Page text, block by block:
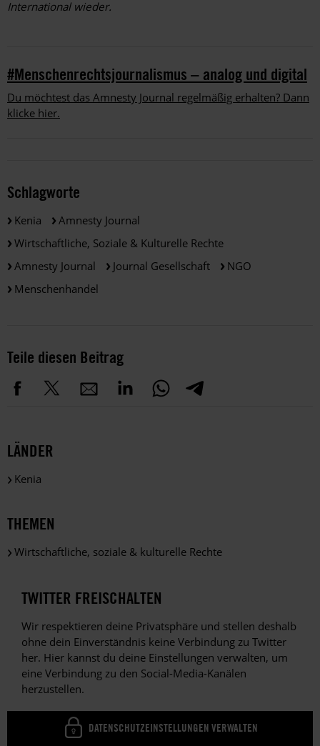
International wieder.
#Menschenrechtsjournalismus – analog und digital
Du möchtest das Amnesty Journal regelmäßig erhalten? Dann
klicke hier.
Schlagworte
Kenia
Amnesty Journal
Wirtschaftliche, Soziale & Kulturelle Rechte
Amnesty Journal
Journal Gesellschaft
NGO
Menschenhandel
Teile diesen Beitrag
LÄNDER
Kenia
THEMEN
Wirtschaftliche, soziale & kulturelle Rechte
TWITTER FREISCHALTEN
Wir respektieren deine Privatsphäre und stellen deshalb
ohne dein Einverständnis keine Verbindung zu Twitter
her. Hier kannst du deine Einstellungen verwalten, um
eine Verbindung zu den Social-Media-Kanälen
herzustellen.
DATENSCHUTZEINSTELLUNGEN VERWALTEN